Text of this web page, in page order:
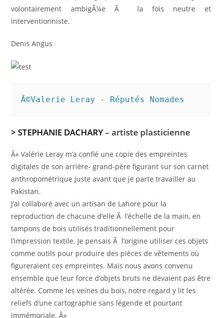
volontairement ambigÃ¼e Ã la fois neutre et
interventionniste.
Denis Angus
Â©Valerie Leray - Réputés Nomades
> STEPHANIE DACHARY– artiste plasticienne
Â« Valérie Leray m’a confié une copie des empreintes
digitales de son arrière- grand-père figurant sur son carnet
anthropométrique juste avant que je parte travailler au
Pakistan.
J’ai collaboré avec un artisan de Lahore pour la
reproduction de chacune d’elle Ã l’échelle de la main, en
tampons de bois utilisés traditionnellement pour
l’impression textile. Je pensais Ã l’origine utiliser ces objets
comme outils pour produire des pièces de vêtements où
figureraient ces empreintes. Mais nous avons convenu
ensemble que leur force d’objets bruts ne devaient pas être
altérée. Comme les veines du bois, notre regard y lit les
reliefs d’une cartographie sans légende et pourtant
immémoriale. Â»